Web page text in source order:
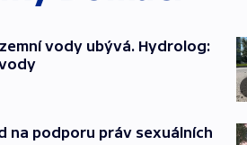
vody ubývá. Hydrolog:
na podporu práv sexuálních